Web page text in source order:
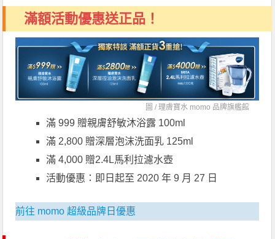
滿額活動優惠送正品！
圖 /理膚寶水 momo 品牌旗艦館
滿 999 贈親膚舒敏沐浴露 100ml
滿 2,800 贈深層泡沫洗面乳 125ml
滿 4,000 贈2.4L馬利拉濾水壺
活動優惠：即日起至 2020 年 9 月 27 日
前往 momo 超級品牌日優惠